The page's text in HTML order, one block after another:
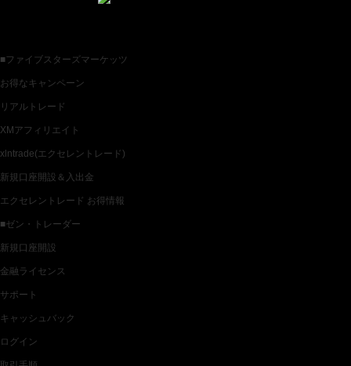
■ファイブスターズマーケッツ
お得なキャンペーン
リアルトレード
XMアフィリエイト
xlntrade(エクセレントレード)
新規口座開設＆入出金
エクセレントレード お得情報
■ゼン・トレーダー
新規口座開設
金融ライセンス
サポート
キャッシュバック
ログイン